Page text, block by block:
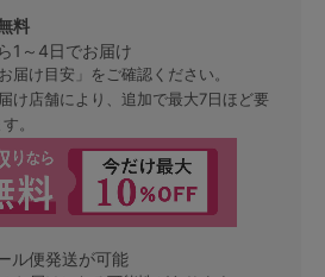
料
1～4日でお届け
届け目安」をご確認ください。
け店舗により、追加で最大7日ほど要
。
ル便発送が可能